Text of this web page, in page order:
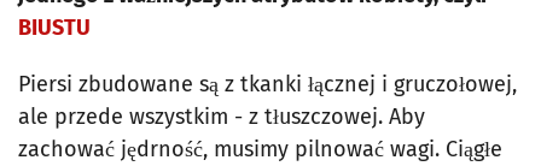
BIUSTU
Piersi zbudowane są z tkanki łącznej i gruczołowej,
ale przede wszystkim - z tłuszczowej. Aby
zachować jędrność, musimy pilnować wagi. Ciągłe